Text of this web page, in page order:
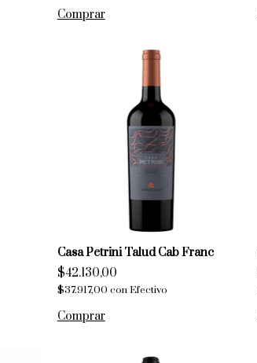
Casa Petrini Talud Cab Franc
$42.130,00
$37.917,00 con Efectivo